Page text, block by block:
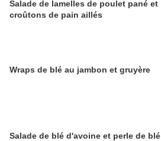
Salade de lamelles de poulet pané et
croûtons de pain aillés
Wraps de blé au jambon et gruyère
Salade de blé d'avoine et perle de blé